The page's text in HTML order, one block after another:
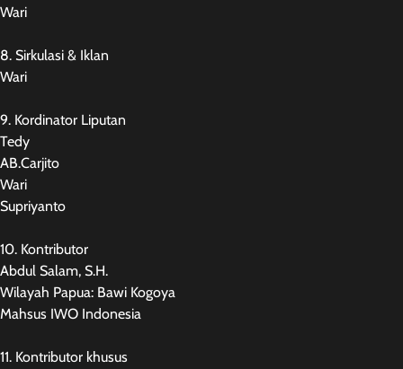
Wari
8. Sirkulasi & Iklan
Wari
9. Kordinator Liputan
Tedy
AB.Carjito
Wari
Supriyanto
10. Kontributor
Abdul Salam, S.H.
Wilayah Papua: Bawi Kogoya
Mahsus IWO Indonesia
11. Kontributor khusus